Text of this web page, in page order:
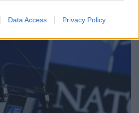
Data Access Privacy Policy